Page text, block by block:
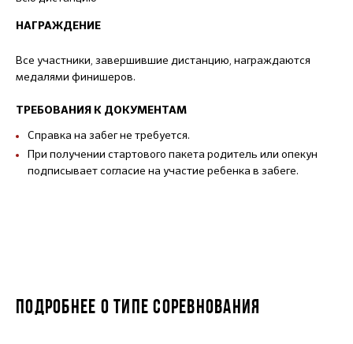
НАГРАЖДЕНИЕ
Все участники, завершившие дистанцию, награждаются
медалями финишеров.
ТРЕБОВАНИЯ К ДОКУМЕНТАМ
Справка на забег не требуется.
При получении стартового пакета родитель или опекун
подписывает согласие на участие ребенка в забеге.
ПОДРОБНЕЕ О ТИПЕ СОРЕВНОВАНИЯ